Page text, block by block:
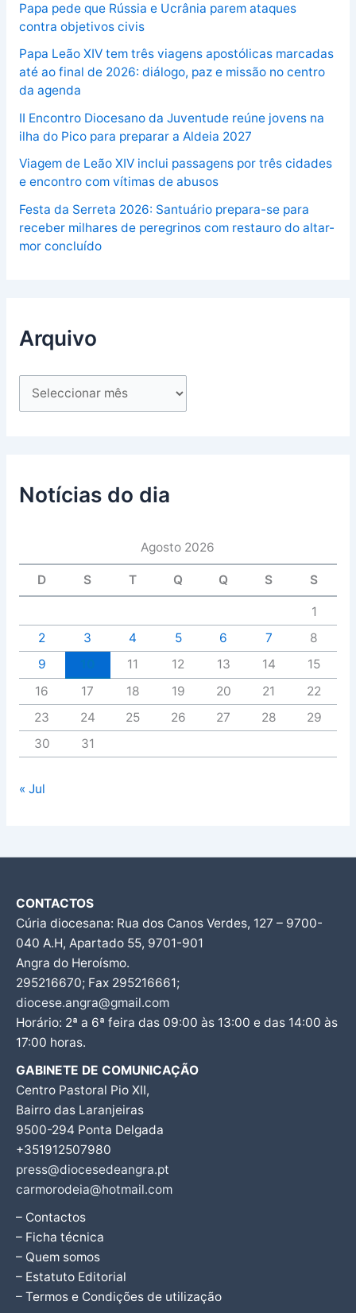
Papa pede que Rússia e Ucrânia parem ataques
contra objetivos civis
Papa Leão XIV tem três viagens apostólicas marcadas
até ao final de 2026: diálogo, paz e missão no centro
da agenda
II Encontro Diocesano da Juventude reúne jovens na
ilha do Pico para preparar a Aldeia 2027
Viagem de Leão XIV inclui passagens por três cidades
e encontro com vítimas de abusos
Festa da Serreta 2026: Santuário prepara-se para
receber milhares de peregrinos com restauro do altar-
mor concluído
Arquivo
Notícias do dia
Agosto 2026
D S T Q Q S S
1
2
3 4 5 6 7
8
9
11 12 13 14
15
16
17 18 19 20 21
22
23
24 25 26 27 28
29
30
31
« Jul
CONTACTOS
Cúria diocesana: Rua dos Canos Verdes, 127 – 9700-
040 A.H, Apartado 55, 9701-901
Angra do Heroísmo.
295216670; Fax 295216661;
diocese.angra@gmail.com
Horário: 2ª a 6ª feira das 09:00 às 13:00 e das 14:00 às
17:00 horas.
GABINETE DE COMUNICAÇÃO
Centro Pastoral Pio XII,
Bairro das Laranjeiras
9500-294 Ponta Delgada
+351912507980
press@diocesedeangra.pt
carmorodeia@hotmail.com
– Contactos
– Ficha técnica
– Quem somos
– Estatuto Editorial
– Termos e Condições de utilização